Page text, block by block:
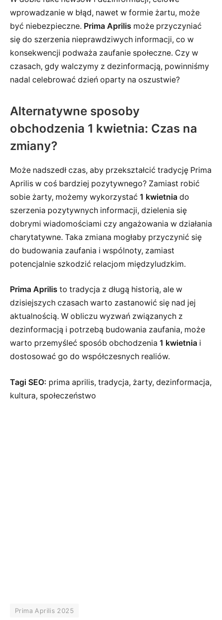
wprowadzanie w błąd, nawet w formie żartu, może
być niebezpieczne. Prima Aprilis może przyczyniać
się do szerzenia nieprawdziwych informacji, co w
konsekwencji podważa zaufanie społeczne. Czy w
czasach, gdy walczymy z dezinformacją, powinniśmy
nadal celebrować dzień oparty na oszustwie?
Alternatywne sposoby
obchodzenia 1 kwietnia: Czas na
zmiany?
Może nadszedł czas, aby przekształcić tradycję Prima
Aprilis w coś bardziej pozytywnego? Zamiast robić
sobie żarty, możemy wykorzystać 1 kwietnia do
szerzenia pozytywnych informacji, dzielenia się
dobrymi wiadomościami czy angażowania w działania
charytatywne. Taka zmiana mogłaby przyczynić się
do budowania zaufania i wspólnoty, zamiast
potencjalnie szkodzić relacjom międzyludzkim.
Prima Aprilis to tradycja z długą historią, ale w
dzisiejszych czasach warto zastanowić się nad jej
aktualnością. W obliczu wyzwań związanych z
dezinformacją i potrzebą budowania zaufania, może
warto przemyśleć sposób obchodzenia 1 kwietnia i
dostosować go do współczesnych realiów.
Tagi SEO: prima aprilis, tradycja, żarty, dezinformacja,
kultura, społeczeństwo
Prima Aprilis 2025